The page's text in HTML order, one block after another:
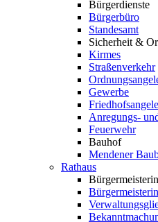
Bürgerdienste
Bürgerbüro
Standesamt
Sicherheit &
Kirmes
Straßenverkehr
Gewerbe
Anregungs-
Feuerwehr
Bauhof
Mendener
Rathaus
Bürgermeisterin